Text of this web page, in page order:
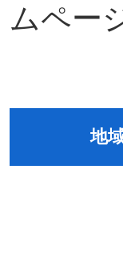
ムペー
地